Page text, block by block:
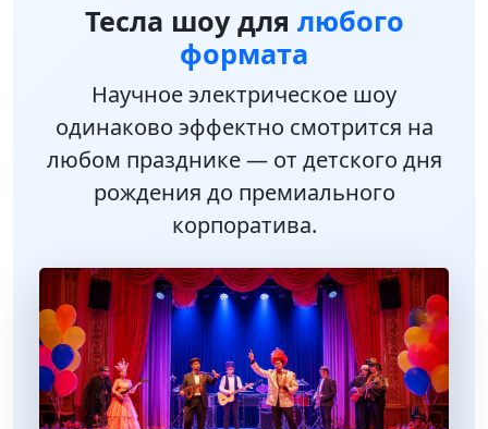
Тесла шоу для любого
формата
Научное электрическое шоу
одинаково эффектно смотрится на
любом празднике — от детского дня
рождения до премиального
корпоратива.